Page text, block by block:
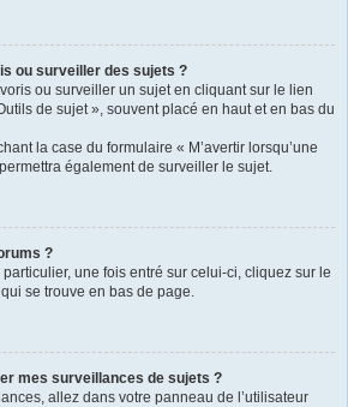
ou surveiller des sujets ?
ou surveiller un sujet en cliquant sur le lien
de sujet », souvent placé en haut et en bas du
la case du formulaire « M’avertir lorsqu’une
également de surveiller le sujet.
?
une fois entré sur celui-ci, cliquez sur le
se trouve en bas de page.
mes surveillances de sujets ?
allez dans votre panneau de l’utilisateur